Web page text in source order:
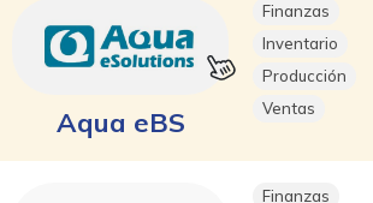
Aqua eBS
Finanzas
Inventario
Producción
Ventas
Finanzas